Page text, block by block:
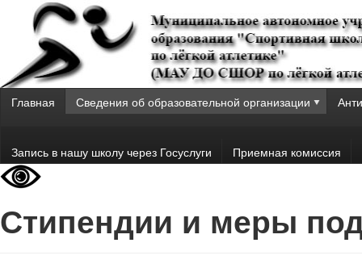
Главная Сведения об образовательной организации
Запись в нашу школу через Госуслуги Приемная комиссия
Стипендии и меры